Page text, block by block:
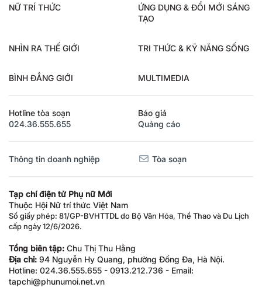
NỮ TRÍ THỨC
ỨNG DỤNG & ĐỔI MỚI SÁNG
TẠO
NHÌN RA THẾ GIỚI TRI THỨC & KỸ NĂNG SỐNG
BÌNH ĐẲNG GIỚI MULTIMEDIA
Hotline tòa soạn
024.36.555.655
Báo giá
Quảng cáo
Thông tin doanh nghiệp Tòa soạn
Tạp chí điện tử Phụ nữ Mới
Thuộc Hội Nữ trí thức Việt Nam
Số giấy phép: 81/GP-BVHTTDL do Bộ Văn Hóa, Thể Thao và Du Lịch
cấp ngày 12/6/2026.
Tổng biên tập: Chu Thị Thu Hằng
Địa chỉ: 94 Nguyễn Hy Quang, phường Đống Đa, Hà Nội.
Hotline: 024.36.555.655 - 0913.212.736 - Email:
tapchi@phunumoi.net.vn